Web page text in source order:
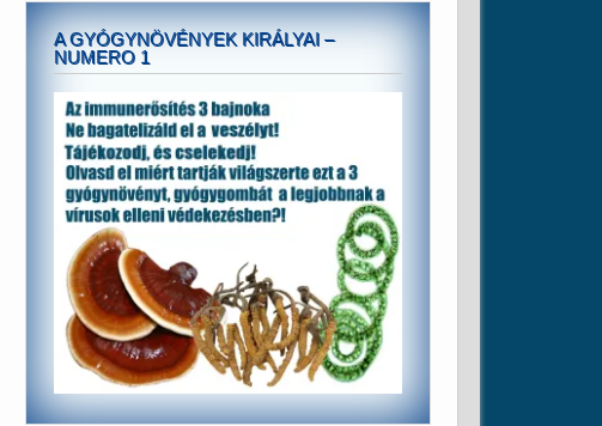
A GYÓGYNÖVÉNYEK KIRÁLYAI –
NUMERO 1